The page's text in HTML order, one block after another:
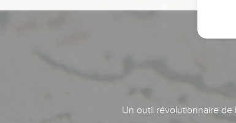
Un outil révolutionnaire